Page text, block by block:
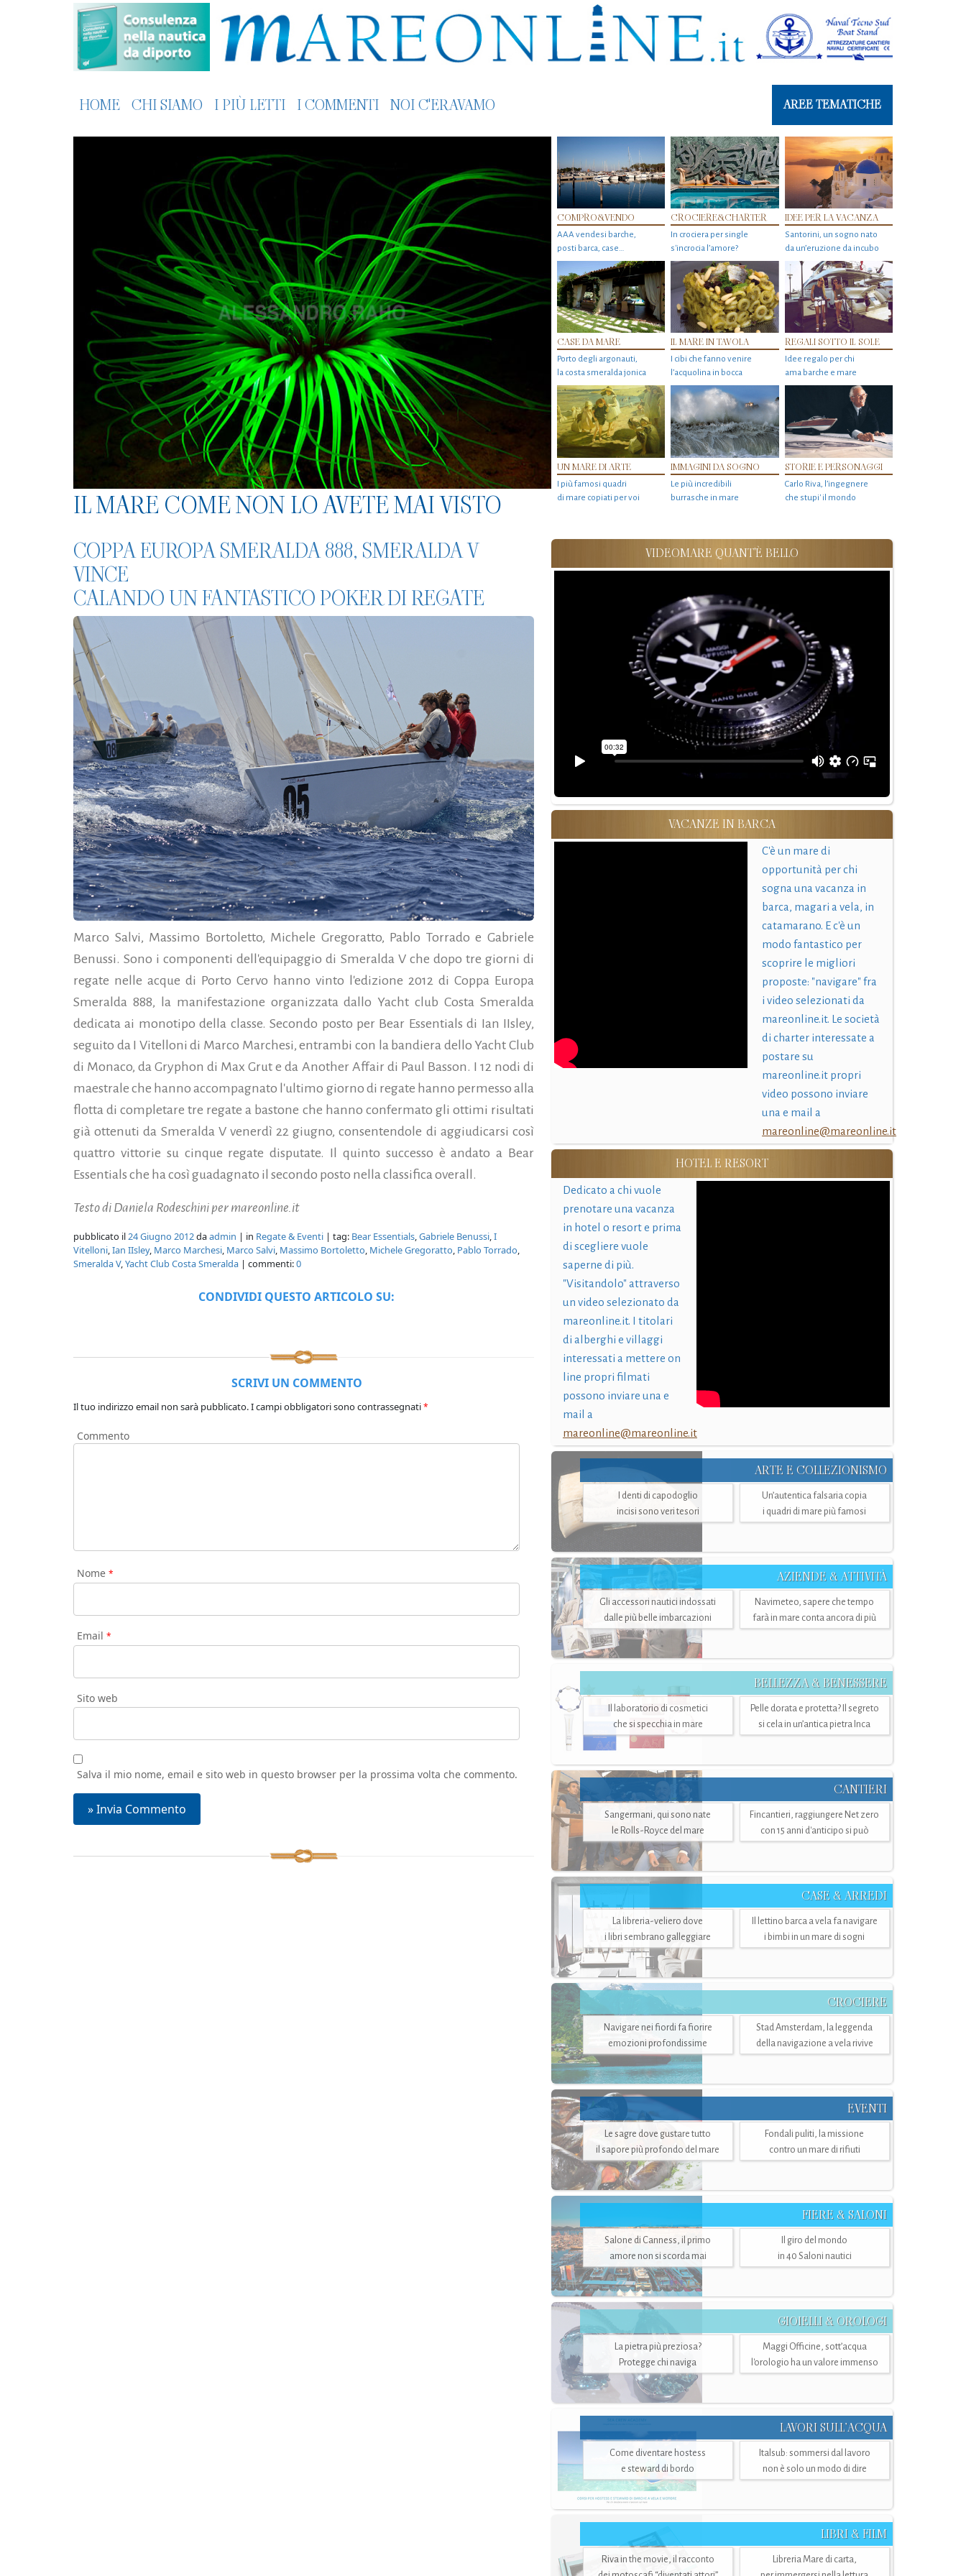
HOME CHI SIAMO I PIÙ LETTI I COMMENTI NOI C'ERAVAMO AREE TEMATICHE
IL MARE COME NON LO AVETE MAI VISTO
COMPRO&VENDO
AAA vendesi barche,
posti barca, case…
CROCIERE&CHARTER
In crociera per single
s'incrocia l’amore?
IDEE PER LA VACANZA
Santorini, un sogno nato
da un’eruzione da incubo
CASE DA MARE
Porto degli argonauti,
la costa smeralda jonica
IL MARE IN TAVOLA
I cibi che fanno venire
l’acquolina in bocca
REGALI SOTTO IL SOLE
Idee regalo per chi
ama barche e mare
UN MARE DI ARTE
I più famosi quadri
di mare copiati per voi
IMMAGINI DA SOGNO
Le più incredibili
burrasche in mare
STORIE E PERSONAGGI
Carlo Riva, l’ingegnere
che stupi' il mondo
COPPA EUROPA SMERALDA 888, SMERALDA V
VINCE
CALANDO UN FANTASTICO POKER DI REGATE
Marco Salvi, Massimo Bortoletto, Michele Gregoratto, Pablo Torrado e Gabriele
Benussi. Sono i componenti dell'equipaggio di Smeralda V che dopo tre giorni di
regate nelle acque di Porto Cervo hanno vinto l'edizione 2012 di Coppa Europa
Smeralda 888, la manifestazione organizzata dallo Yacht club Costa Smeralda
dedicata ai monotipo della classe. Secondo posto per Bear Essentials di Ian IIsley,
seguito da I Vitelloni di Marco Marchesi, entrambi con la bandiera dello Yacht Club
di Monaco, da Gryphon di Max Grut e da Another Affair di Paul Basson. I 12 nodi di
maestrale che hanno accompagnato l'ultimo giorno di regate hanno permesso alla
flotta di completare tre regate a bastone che hanno confermato gli ottimi risultati
già ottenuti da Smeralda V venerdì 22 giugno, consentendole di aggiudicarsi così
quattro vittorie su cinque regate disputate. Il quinto successo è andato a Bear
Essentials che ha così guadagnato il secondo posto nella classifica overall.
Testo di Daniela Rodeschini per mareonline.it
pubblicato il24 Giugno 2012daadmin | in Regate & Eventi | tag: Bear Essentials,Gabriele Benussi,I
Vitelloni,Ian IIsley, Marco Marchesi, Marco Salvi, Massimo Bortoletto, Michele Gregoratto, Pablo Torrado,
Smeralda V,Yacht Club Costa Smeralda | commenti:0
CONDIVIDI QUESTO ARTICOLO SU:
SCRIVI UN COMMENTO
Il tuo indirizzo email non sarà pubblicato.I campi obbligatori sono contrassegnati*
Commento
Nome *
Email *
Sito web
Salva il mio nome, email e sito web in questo browser per la prossima volta che commento.
VIDEOMARE QUANT'È BELLO
VACANZE IN BARCA
C'è un mare di
opportunità per chi
sogna una vacanza in
barca, magari a vela, in
catamarano. E c'è un
modo fantastico per
scoprire le migliori
proposte: "navigare" fra
i video selezionati da
mareonline.it. Le società
di charter interessate a
postare su
mareonline.it propri
video possono inviare
una e mail a
mareonline@mareonline.it
HOTEL E RESORT
Dedicato a chi vuole
prenotare una vacanza
in hotel o resort e prima
di scegliere vuole
saperne di più.
"Visitandolo" attraverso
un video selezionato da
mareonline.it. I titolari
di alberghi e villaggi
interessati a mettere on
line propri filmati
possono inviare una e
mail a
mareonline@mareonline.it
ARTE E COLLEZIONISMO
I denti di capodoglio
incisi sono veri tesori
Un’autentica falsaria copia
i quadri di mare più famosi
AZIENDE & ATTIVITÀ
Gli accessori nautici indossati
dalle più belle imbarcazioni
Navimeteo, sapere che tempo
farà in mare conta ancora di più
BELLEZZA & BENESSERE
Il laboratorio di cosmetici
che si specchia in mare
Pelle dorata e protetta? Il segreto
si cela in un’antica pietra Inca
CANTIERI
Sangermani, qui sono nate
le Rolls-Royce del mare
Fincantieri, raggiungere Net zero
con 15 anni d'anticipo si può
CASE & ARREDI
La libreria-veliero dove
i libri sembrano galleggiare
Il lettino barca a vela fa navigare
i bimbi in un mare di sogni
CROCIERE
Navigare nei fiordi fa fiorire
emozioni profondissime
Stad Amsterdam, la leggenda
della navigazione a vela rivive
EVENTI
Le sagre dove gustare tutto
il sapore più profondo del mare
Fondali puliti, la missione
contro un mare di rifiuti
FIERE & SALONI
Salone di Canness, il primo
amore non si scorda mai
Il giro del mondo
in 40 Saloni nautici
GIOIELLI & OROLOGI
La pietra più preziosa?
Protegge chi naviga
Maggi Officine, sott’acqua
l'orologio ha un valore immenso
LAVORI SULL’ACQUA
Come diventare hostess
e steward di bordo
Italsub: sommersi dal lavoro
non è solo un modo di dire
LIBRI & FILM
Riva in the movie, il racconto
Libreria Mare di carta,